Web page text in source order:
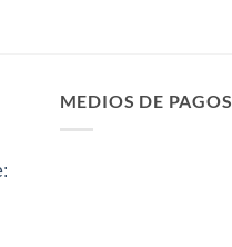
MEDIOS DE PAGOS